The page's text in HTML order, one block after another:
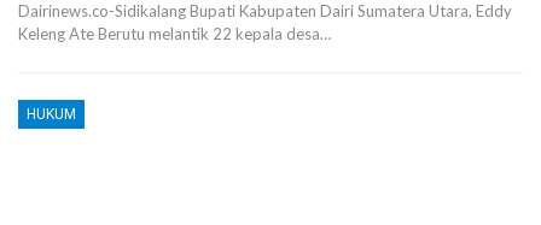
Dairinews.co-Sidikalang Bupati Kabupaten Dairi Sumatera Utara, Eddy
Keleng Ate Berutu melantik 22 kepala desa…
HUKUM